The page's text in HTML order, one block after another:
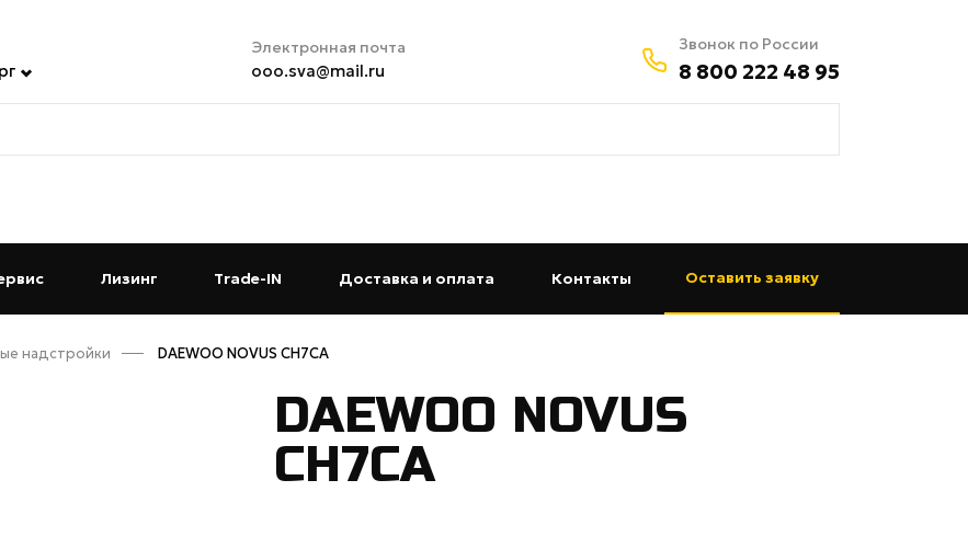
Электронная почта
ooo.sva@mail.ru
Звонок по России
8 800 222 48 95
(current)Лизинг (current)Trade-IN (current)Доставка и оплата (current)Контакты (current)Оставить заявку
надстройки DAEWOO NOVUS CH7CA
DAEWOO NOVUS
CH7CA